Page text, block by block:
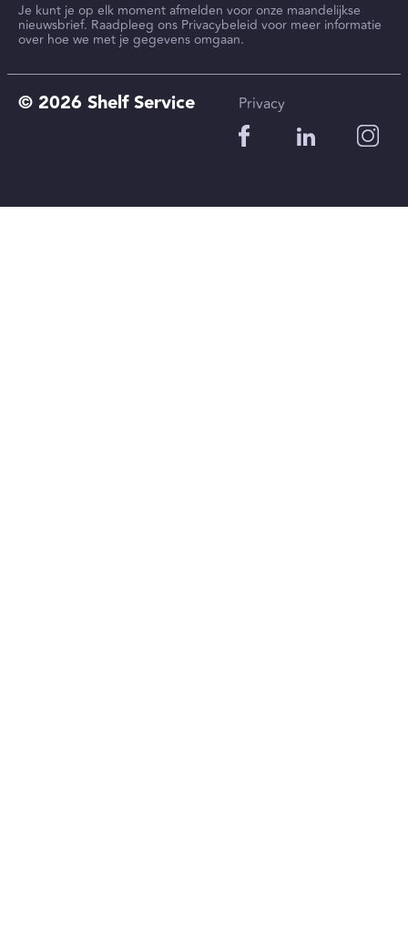
Je kunt je op elk moment afmelden voor onze maandelijkse
nieuwsbrief. Raadpleeg ons Privacybeleid voor meer informatie
over hoe we met je gegevens omgaan.
© 2026 Shelf Service Privacy